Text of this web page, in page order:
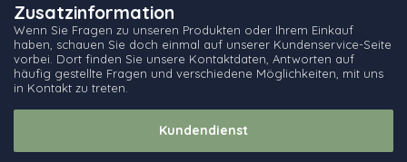
Zusatzinformation
Wenn Sie Fragen zu unseren Produkten oder Ihrem Einkauf
haben, schauen Sie doch einmal auf unserer Kundenservice-Seite
vorbei. Dort finden Sie unsere Kontaktdaten, Antworten auf
häufig gestellte Fragen und verschiedene Möglichkeiten, mit uns
in Kontakt zu treten.
Kundendienst